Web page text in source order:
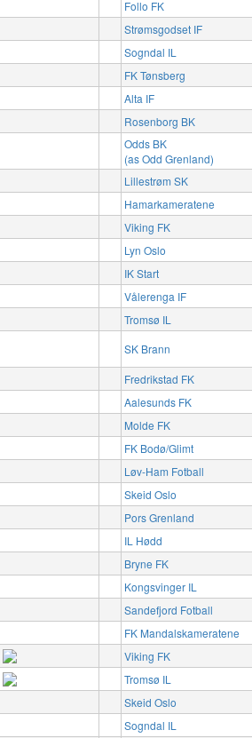
Follo FK
Strømsgodset IF
Sogndal IL
FK Tønsberg
Alta IF
Rosenborg BK
Odds BK
(as Odd Grenland)
Lillestrøm SK
Hamarkameratene
Viking FK
Lyn Oslo
IK Start
Vålerenga IF
Tromsø IL
SK Brann
Fredrikstad FK
Aalesunds FK
Molde FK
FK Bodø/Glimt
Løv-Ham Fotball
Skeid Oslo
Pors Grenland
IL Hødd
Bryne FK
Kongsvinger IL
Sandefjord Fotball
FK Mandalskameratene
Viking FK
Tromsø IL
Skeid Oslo
Sogndal IL